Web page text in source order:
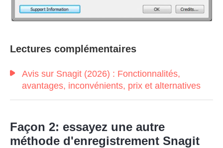
Lectures complémentaires
Avis sur Snagit (2026) : Fonctionnalités,
avantages, inconvénients, prix et alternatives
Façon 2: essayez une autre
méthode d'enregistrement Snagit